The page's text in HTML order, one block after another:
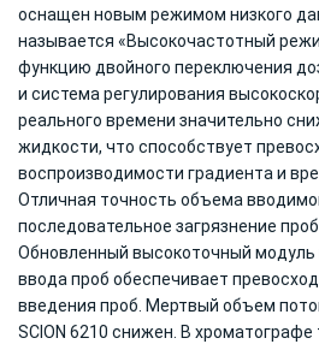
оснащен новым режимом низкого
называется «Высокочастотный
функцию двойного переключения
и система регулирования
реального времени значительно
жидкости, что способствует
воспроизводимости градиента и
Отличная точность объема
последовательное загрязнение проб
Обновленный высокоточный
ввода проб обеспечивает
введения проб. Мертвый объем
SCION 6210 снижен. В хроматографе